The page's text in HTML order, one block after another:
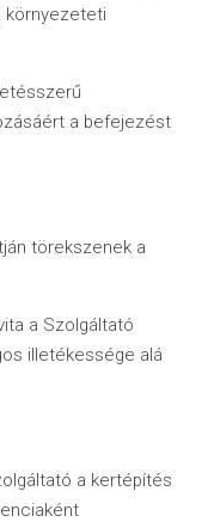
környezeteti
a befejezést
törekszenek a
a Szolgáltató
illetékessége alá
a kertépítés